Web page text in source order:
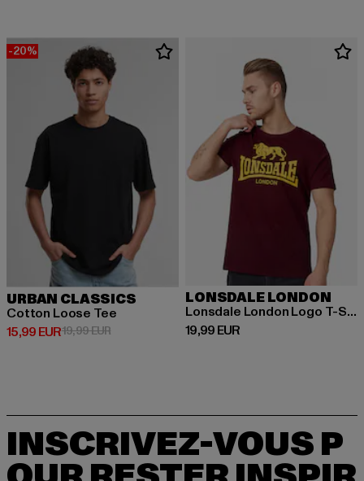
-20%
URBAN CLASSICS
Cotton Loose Tee
15,99 EUR
Prix courant: 15,99 EUR
19,99 EURPrix en promotion: 19,99 EUR
LONSDALE LONDON
Lonsdale London Logo T-Shirt
19,99 EUR
Prix courant: 19,99 EUR
INSCRIVEZ-VOUS P